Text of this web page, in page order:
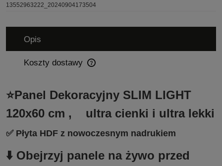
13552963222_20240904173504
Opis
Koszty dostawy
Cena nie zawiera ewentualnych kosztów płatności
⭐Panel Dekoracyjny SLIM LIGHT
120x60 cm , ultra cienki i ultra lekki
✅ Płyta HDF z nowoczesnym nadrukiem
⬇️ Obejrzyj panele na żywo przed